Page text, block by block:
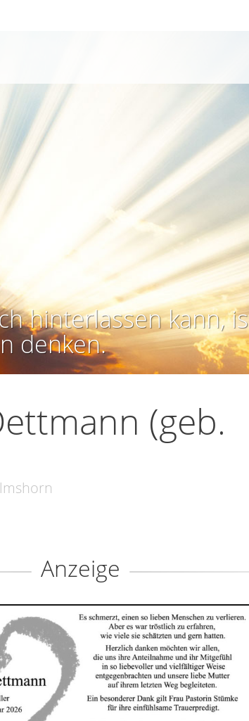
hinterlassen kann,
denken.
(geb.
Anzeige